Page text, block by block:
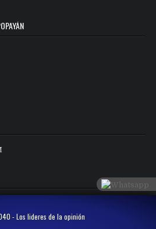
- Los lideres de la opinión